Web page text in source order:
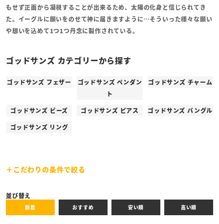
もせず正面から凝視することが出来るため、太陽の化身と信じられてき
た。イーグルに願いをのせて神に届きますように…そういった様々な願い
や想いを込めて1つ1つ丹念に製作されている。
ゴッドサンズ カテゴリーから探す
ゴッドサンズ フェザー
ゴッドサンズ ペンダン
ト
ゴッドサンズ チャーム
ゴッドサンズ ビーズ ゴッドサンズ ピアス
ゴッドサンズ バングル
ゴッドサンズ リング
こだわりの条件で絞る
並び替え
新着 おすすめ 安い順 高い順